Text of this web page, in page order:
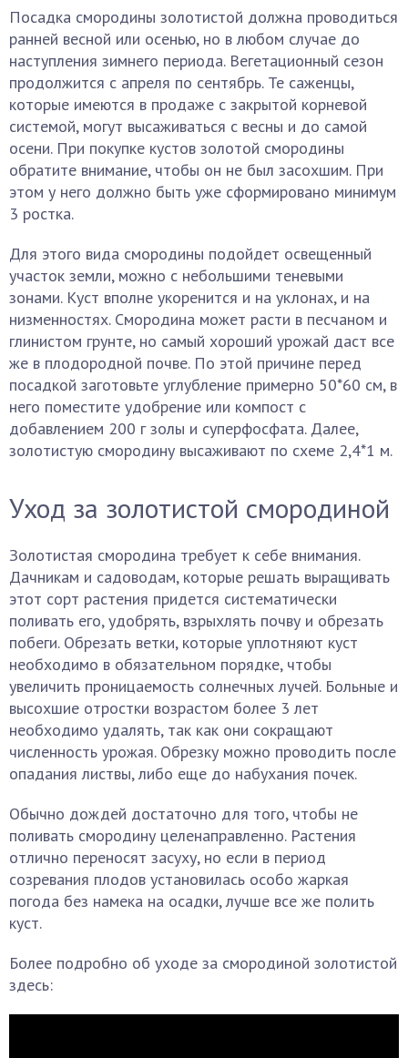
Посадка смородины золотистой должна проводиться
ранней весной или осенью, но в любом случае до
наступления зимнего периода. Вегетационный сезон
продолжится с апреля по сентябрь. Те саженцы,
которые имеются в продаже с закрытой корневой
системой, могут высаживаться с весны и до самой
осени. При покупке кустов золотой смородины
обратите внимание, чтобы он не был засохшим. При
этом у него должно быть уже сформировано минимум
3 ростка.
Для этого вида смородины подойдет освещенный
участок земли, можно с небольшими теневыми
зонами. Куст вполне укоренится и на уклонах, и на
низменностях. Смородина может расти в песчаном и
глинистом грунте, но самый хороший урожай даст все
же в плодородной почве. По этой причине перед
посадкой заготовьте углубление примерно 50*60 см, в
него поместите удобрение или компост с
добавлением 200 г золы и суперфосфата. Далее,
золотистую смородину высаживают по схеме 2,4*1 м.
Уход за золотистой смородиной
Золотистая смородина требует к себе внимания.
Дачникам и садоводам, которые решать выращивать
этот сорт растения придется систематически
поливать его, удобрять, взрыхлять почву и обрезать
побеги. Обрезать ветки, которые уплотняют куст
необходимо в обязательном порядке, чтобы
увеличить проницаемость солнечных лучей. Больные и
высохшие отростки возрастом более 3 лет
необходимо удалять, так как они сокращают
численность урожая. Обрезку можно проводить после
опадания листвы, либо еще до набухания почек.
Обычно дождей достаточно для того, чтобы не
поливать смородину целенаправленно. Растения
отлично переносят засуху, но если в период
созревания плодов установилась особо жаркая
погода без намека на осадки, лучше все же полить
куст.
Более подробно об уходе за смородиной золотистой
здесь: